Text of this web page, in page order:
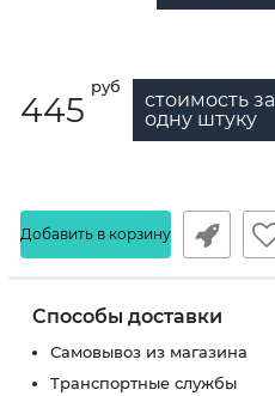
445
руб
стоимость за
одну штуку
Добавить в корзину
Способы доставки
Самовывоз из магазина
Транспортные службы